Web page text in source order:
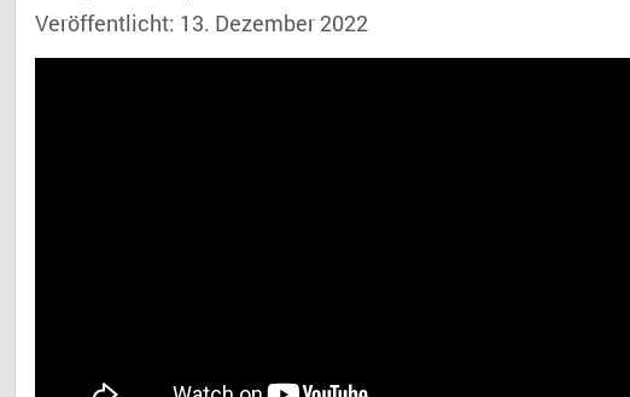
Veröffentlicht: 13. Dezember 2022